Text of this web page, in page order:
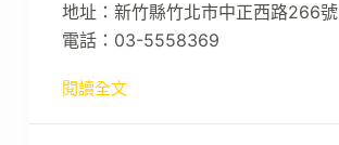
地址：新竹縣竹北市中正西路266號
電話：03-5558369
閱讀全文